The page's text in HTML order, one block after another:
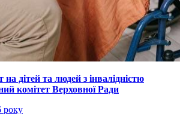
дітей та людей з інвалідністю
комітет Верховної Ради
року